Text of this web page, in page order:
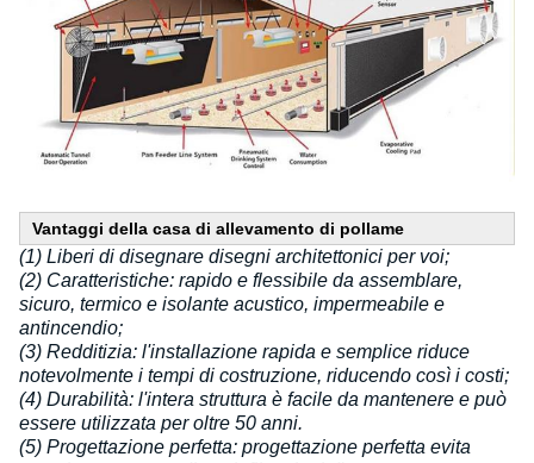
Vantaggi della casa di allevamento di pollame
(1) Liberi di disegnare disegni architettonici per voi;
(2) Caratteristiche: rapido e flessibile da assemblare,
sicuro, termico e isolante acustico, impermeabile e
antincendio;
(3) Redditizia: l'installazione rapida e semplice riduce
notevolmente i tempi di costruzione, riducendo così i costi;
(4) Durabilità: l'intera struttura è facile da mantenere e può
essere utilizzata per oltre 50 anni.
(5) Progettazione perfetta: progettazione perfetta evita